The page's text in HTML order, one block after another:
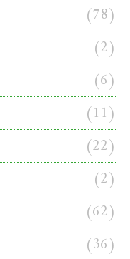
(78)
(2)
(6)
(11)
(22)
(2)
(62)
(36)